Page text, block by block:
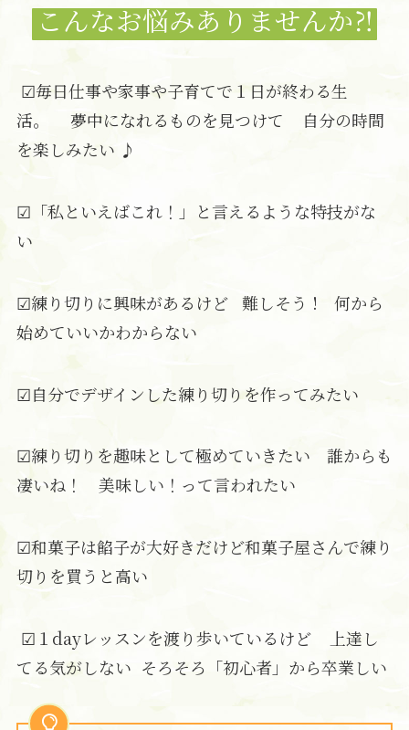
こんなお悩みありませんか⁈
☑毎日仕事や家事や子育てで１日が終わる生
活。 夢中になれるものを見つけて 自分の時間
を楽しみたい ♪
☑「私といえばこれ！」と言えるような特技がな
い
☑練り切りに興味があるけど 難しそう ! 何から
始めていいかわからない
☑自分でデザインした練り切りを作ってみたい
☑練り切りを趣味として極めていきたい 誰からも
凄いね！ 美味しい！って言われたい
☑和菓子は餡子が大好きだけど和菓子屋さんで練り
切りを買うと高い
☑１dayレッスンを渡り歩いているけど 上達し
てる気がしない そろそろ「初心者」から卒業しい